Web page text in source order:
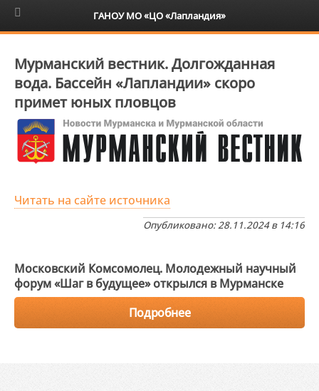
6+
Мурманский вестник. Долгожданная
вода. Бассейн «Лапландии» скоро
примет юных пловцов
Читать на сайте источника
Опубликовано: 28.11.2024 в 14:16
Московский Комсомолец. Молодежный научный
форум «Шаг в будущее» открылся в Мурманске
Подробнее
ГАНОУ МО «ЦО «Лапландия»